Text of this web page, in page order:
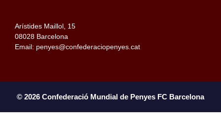
Arístides Maillol, 15
08028 Barcelona
Email: penyes@confederaciopenyes.cat
© 2026 Confederació Mundial de Penyes FC Barcelona